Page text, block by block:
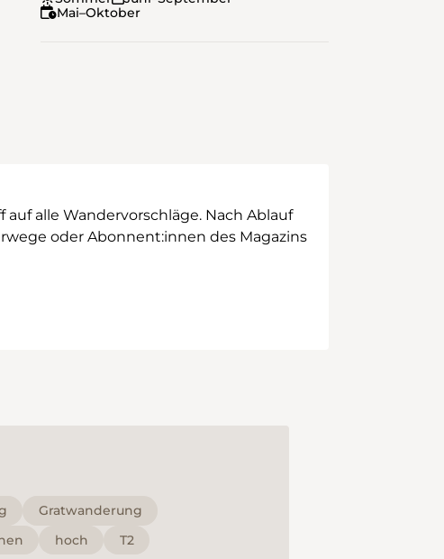
Mai–Oktober
alle Wandervorschläge. Nach Ablauf
oder Abonnent:innen des Magazins
Gratwanderung
hoch T2